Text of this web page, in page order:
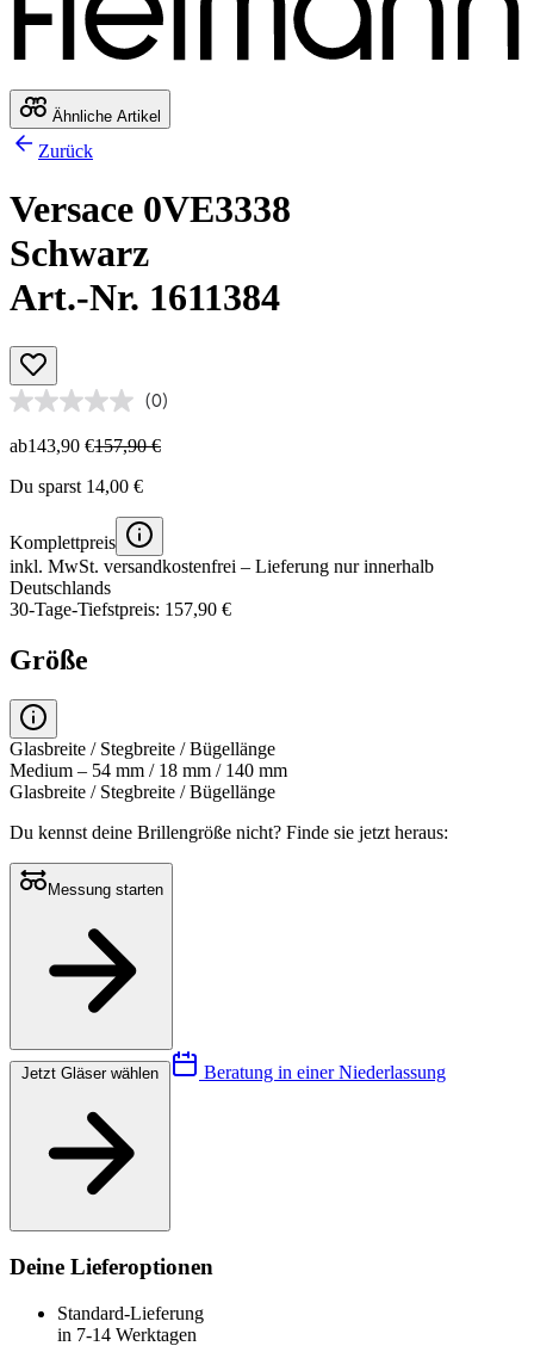
Ähnliche Artikel
Zurück
Versace 0VE3338
Schwarz
Art.-Nr. 1611384
(0)
ab143,90 €157,90 €
Du sparst 14,00 €
Komplettpreis
inkl. MwSt. versandkostenfrei – Lieferung nur innerhalb
Deutschlands
30-Tage-Tiefstpreis: 157,90 €
Größe
Glasbreite / Stegbreite / Bügellänge
Medium – 54 mm / 18 mm / 140 mm
Glasbreite / Stegbreite / Bügellänge
Du kennst deine Brillengröße nicht? Finde sie jetzt heraus:
Messung starten
Beratung in einer Niederlassung
Deine Lieferoptionen
Standard-Lieferung
in 7-14 Werktagen